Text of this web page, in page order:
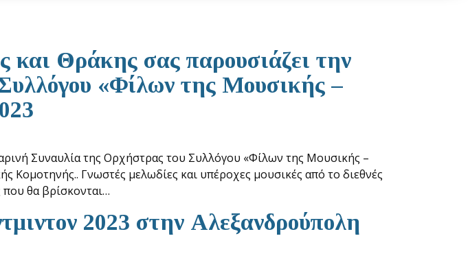
και Θράκης σας παρουσιάζει την
«Φίλων της Μουσικής –
Συναυλία της Ορχήστρας του Συλλόγου «Φίλων της Μουσικής –
Κομοτηνής.. Γνωστές μελωδίες και υπέροχες μουσικές από το διεθνές
θα βρίσκονται…
2023 στην Αλεξανδρούπολη